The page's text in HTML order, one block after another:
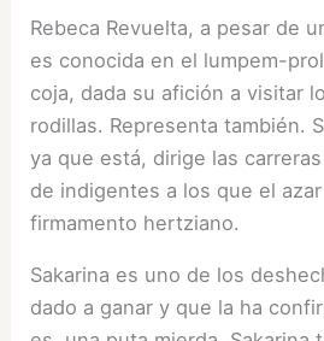
Rebeca Revuelta, a pesar de
es conocida en el lumpem-
coja, dada su afición a visitar
rodillas. Representa también.
ya que está, dirige las
de indigentes a los que el
firmamento hertziano.
Sakarina es uno de los
dado a ganar y que la ha